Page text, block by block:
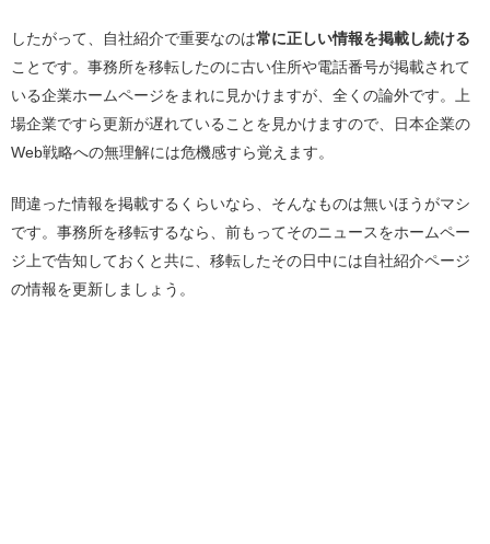
したがって、自社紹介で重要なのは常に正しい情報を掲載し続ける
ことです。事務所を移転したのに古い住所や電話番号が掲載されて
いる企業ホームページをまれに見かけますが、全くの論外です。上
場企業ですら更新が遅れていることを見かけますので、日本企業の
Web戦略への無理解には危機感すら覚えます。
間違った情報を掲載するくらいなら、そんなものは無いほうがマシ
です。事務所を移転するなら、前もってそのニュースをホームペー
ジ上で告知しておくと共に、移転したその日中には自社紹介ページ
の情報を更新しましょう。